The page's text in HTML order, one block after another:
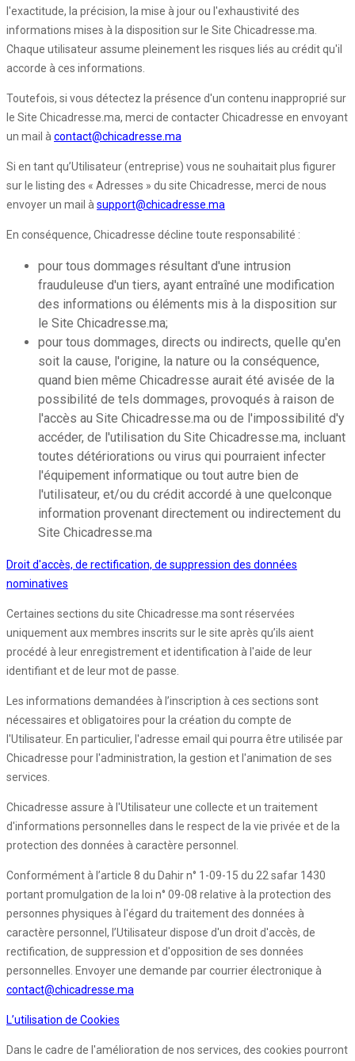
l'exactitude, la précision, la mise à jour ou l'exhaustivité des
informations mises à la disposition sur le Site Chicadresse.ma.
Chaque utilisateur assume pleinement les risques liés au crédit qu'il
accorde à ces informations.
Toutefois, si vous détectez la présence d'un contenu inapproprié sur
le Site Chicadresse.ma, merci de contacter Chicadresse en envoyant
un mail àcontact@chicadresse.ma
Si en tant qu’Utilisateur (entreprise) vous ne souhaitait plus figurer
sur le listing des « Adresses » du site Chicadresse, merci de nous
envoyer un mail àsupport@chicadresse.ma
En conséquence, Chicadresse décline toute responsabilité :
pour tous dommages résultant d'une intrusion
frauduleuse d'un tiers, ayant entraîné une modification
des informations ou éléments mis à la disposition sur
le Site Chicadresse.ma;
pour tous dommages, directs ou indirects, quelle qu'en
soit la cause, l'origine, la nature ou la conséquence,
quand bien même Chicadresse aurait été avisée de la
possibilité de tels dommages, provoqués à raison de
l'accès au Site Chicadresse.ma ou de l'impossibilité d'y
accéder, de l'utilisation du Site Chicadresse.ma, incluant
toutes détériorations ou virus qui pourraient infecter
l'équipement informatique ou tout autre bien de
l'utilisateur, et/ou du crédit accordé à une quelconque
information provenant directement ou indirectement du
Site Chicadresse.ma
Droit d'accès, de rectification, de suppression des données
nominatives
Certaines sections du site Chicadresse.ma sont réservées
uniquement aux membres inscrits sur le site après qu’ils aient
procédé à leur enregistrement et identification à l'aide de leur
identifiant et de leur mot de passe.
Les informations demandées à l’inscription à ces sections sont
nécessaires et obligatoires pour la création du compte de
l'Utilisateur. En particulier, l'adresse email qui pourra être utilisée par
Chicadresse pour l'administration, la gestion et l'animation de ses
services.
Chicadresse assure à l'Utilisateur une collecte et un traitement
d'informations personnelles dans le respect de la vie privée et de la
protection des données à caractère personnel.
Conformément à l’article 8 du Dahir n° 1-09-15 du 22 safar 1430
portant promulgation de la loi n° 09-08 relative à la protection des
personnes physiques à l'égard du traitement des données à
caractère personnel, l’Utilisateur dispose d'un droit d'accès, de
rectification, de suppression et d'opposition de ses données
personnelles. Envoyer une demande par courrier électronique à
contact@chicadresse.ma
L’utilisation de Cookies
Dans le cadre de l'amélioration de nos services, des cookies pourront